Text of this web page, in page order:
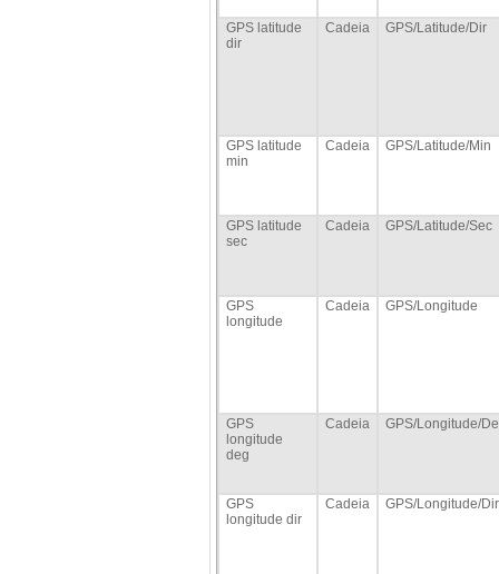
GPS latitude
dir
Cadeia GPS/Latitude/Dir
GPS latitude
min
Cadeia GPS/Latitude/Min
GPS latitude
sec
Cadeia GPS/Latitude/Sec
GPS
longitude
Cadeia GPS/Longitude
GPS
longitude
deg
Cadeia GPS/Longitude/
GPS
longitude dir
Cadeia GPS/Longitude/Dir